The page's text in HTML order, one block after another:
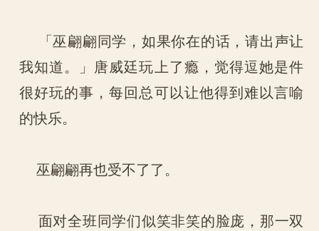
「巫翩翩同学，如果你在的话，请出声让
我知道。」唐威廷玩上了瘾，觉得逗她是件
很好玩的事，每回总可以让他得到难以言喻
的快乐。
巫翩翩再也受不了了。
面对全班同学们似笑非笑的脸庞，那一双